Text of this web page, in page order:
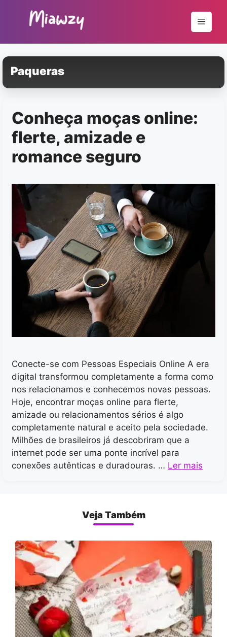
conteúdo
Menu
Paqueras
Conheça moças online:
flerte, amizade e
romance seguro
Conecte-se com Pessoas Especiais Online A era
digital transformou completamente a forma como
nos relacionamos e conhecemos novas pessoas.
Hoje, encontrar moças online para flerte,
amizade ou relacionamentos sérios é algo
completamente natural e aceito pela sociedade.
Milhões de brasileiros já descobriram que a
internet pode ser uma ponte incrível para
conexões autênticas e duradouras. … Ler mais
Veja Também